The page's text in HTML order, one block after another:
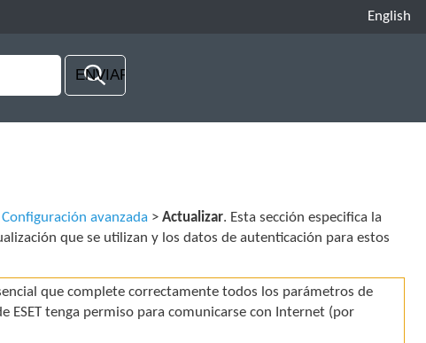
English
Configuración avanzada >Actualizar. Esta sección especifica la
que se utilizan y los datos de autenticación para estos
que complete correctamente todos los parámetros de
ESET tenga permiso para comunicarse con Internet (por